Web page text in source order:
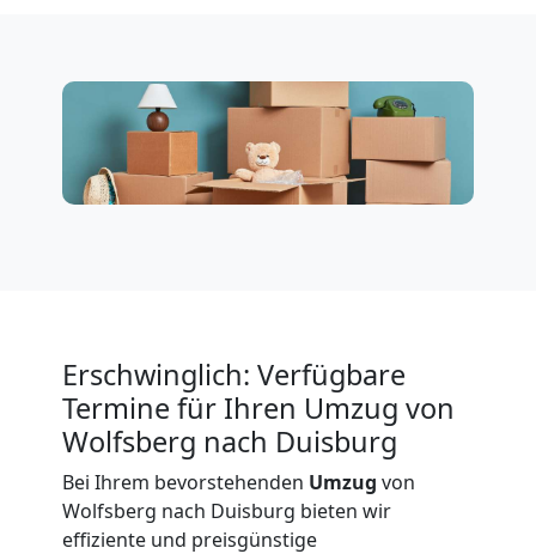
Erschwinglich: Verfügbare
Termine für Ihren Umzug von
Wolfsberg nach Duisburg
Bei Ihrem bevorstehenden Umzug von
Wolfsberg nach Duisburg bieten wir
effiziente und preisgünstige
Möbeltransport
International
Beiladung
International